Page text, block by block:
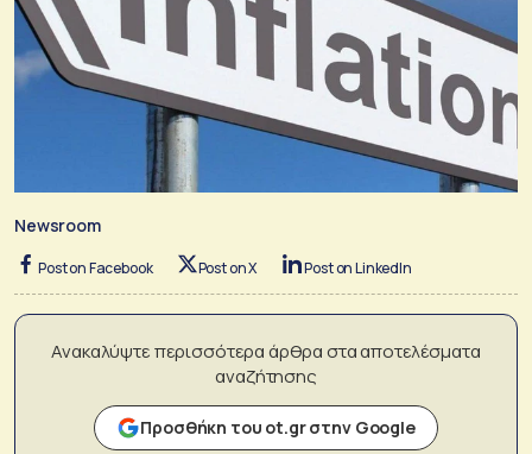
Newsroom
Post on Facebook Post on X Post on LinkedIn
Ανακαλύψτε περισσότερα άρθρα στα αποτελέσματα
αναζήτησης
Προσθήκη του ot.gr στην Google